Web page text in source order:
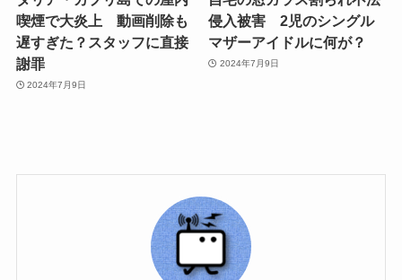
喫煙で大炎上 動画削除も
遅すぎた？スタッフに直接
謝罪
2024年7月9日
侵入被害 2児のシングル
マザーアイドルに何が？
2024年7月9日